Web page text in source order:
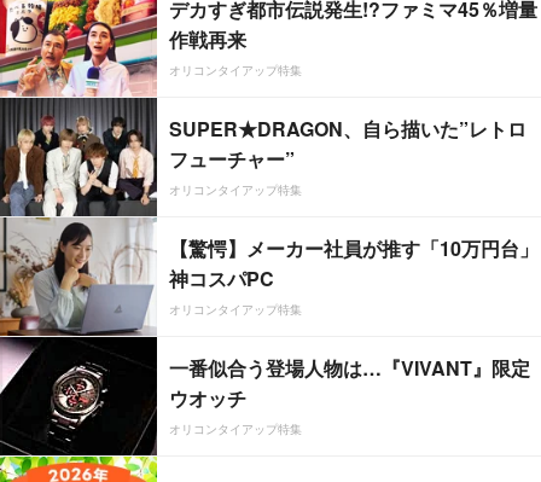
デカすぎ都市伝説発生!?ファミマ45％増量
作戦再来
オリコンタイアップ特集
SUPER★DRAGON、自ら描いた”レトロ
フューチャー”
オリコンタイアップ特集
【驚愕】メーカー社員が推す「10万円台」
神コスパPC
オリコンタイアップ特集
一番似合う登場人物は…『VIVANT』限定
ウオッチ
オリコンタイアップ特集